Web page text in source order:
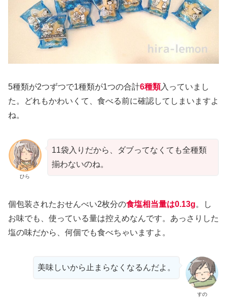
5種類が2つずつで1種類が1つの合計6種類入っていまし
た。どれもかわいくて、食べる前に確認してしまいますよ
ね。
ひら
11袋入りだから、ダブってなくても全種類
揃わないのね。
個包装されたおせんべい2枚分の食塩相当量は0.13g。し
お味でも、使っている量は控えめなんです。あっさりした
塩の味だから、何個でも食べちゃいますよ。
すの
美味しいから止まらなくなるんだよ。